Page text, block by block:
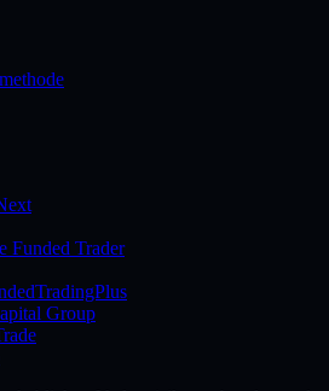
Funded Trader
Group